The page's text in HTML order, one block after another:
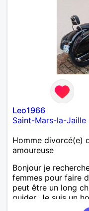
Leo1966
Saint-Mars-la-Jaille
Homme divorcé(e)
amoureuse
Bonjour je
femmes pour faire
peut être un long
guider. Je suis un